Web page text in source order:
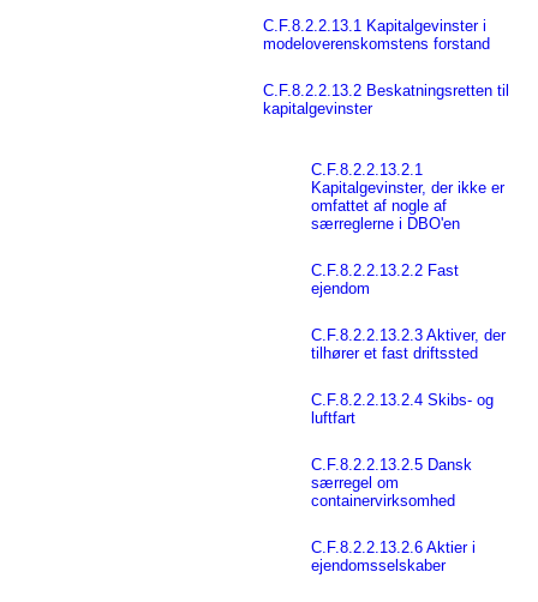
C.F.8.2.2.13.1 Kapitalgevinster i
modeloverenskomstens forstand
C.F.8.2.2.13.2 Beskatningsretten til
kapitalgevinster
C.F.8.2.2.13.2.1
Kapitalgevinster, der ikke er
omfattet af nogle af
særreglerne i DBO'en
C.F.8.2.2.13.2.2 Fast
ejendom
C.F.8.2.2.13.2.3 Aktiver, der
tilhører et fast driftssted
C.F.8.2.2.13.2.4 Skibs- og
luftfart
C.F.8.2.2.13.2.5 Dansk
særregel om
containervirksomhed
C.F.8.2.2.13.2.6 Aktier i
ejendomsselskaber